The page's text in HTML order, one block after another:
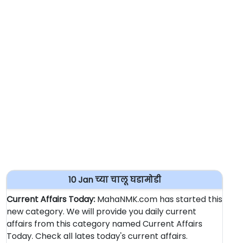
10 Jan च्या चालू घडामोडी
Current Affairs Today: MahaNMK.com has started this
new category. We will provide you daily current
affairs from this category named Current Affairs
Today. Check all lates today's current affairs.